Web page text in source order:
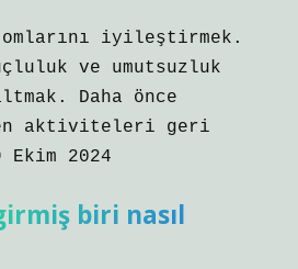
iyileştirmek.
ve umutsuzluk
Daha önce
aktiviteleri geri
2024
biri nasıl